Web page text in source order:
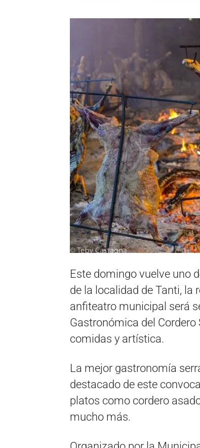
Este domingo vuelve uno
de la localidad de Tanti, la
anfiteatro municipal será
Gastronómica del
comidas y artística.
La mejor gastronomía
destacado de este
platos como cordero
mucho más.